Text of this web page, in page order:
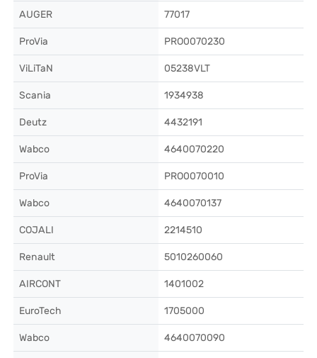
AUGER 77017
ProVia PRO0070230
ViLiTaN 05238VLT
Scania 1934938
Deutz 4432191
Wabco 4640070220
ProVia PRO0070010
Wabco 4640070137
COJALI 2214510
Renault 5010260060
AIRCONT 1401002
EuroTech 1705000
Wabco 4640070090